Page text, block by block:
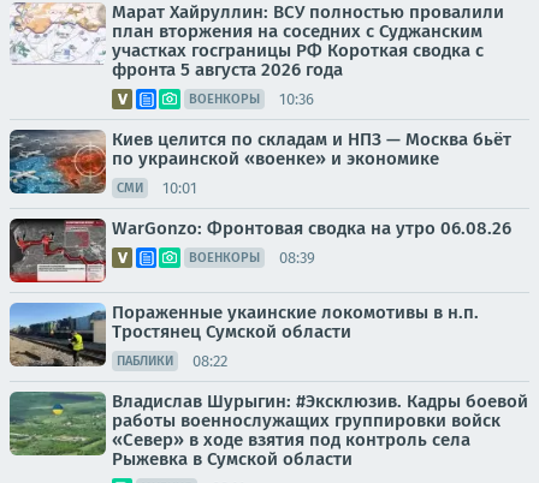
Марат Хайруллин: ВСУ полностью провалили
план вторжения на соседних с Суджанским
участках госграницы РФ Короткая сводка с
фронта 5 августа 2026 года
ВОЕНКОРЫ 10:36
Киев целится по складам и НПЗ — Москва бьёт
по украинской «военке» и экономике
СМИ 10:01
WarGonzo: Фронтовая сводка на утро 06.08.26
ВОЕНКОРЫ 08:39
Пораженные укаинские локомотивы в н.п.
Тростянец Сумской области
ПАБЛИКИ 08:22
Владислав Шурыгин: #Эксклюзив. Кадры боевой
работы военнослужащих группировки войск
«Север» в ходе взятия под контроль села
Рыжевка в Сумской области